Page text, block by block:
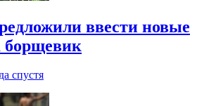
ввести новые
спустя